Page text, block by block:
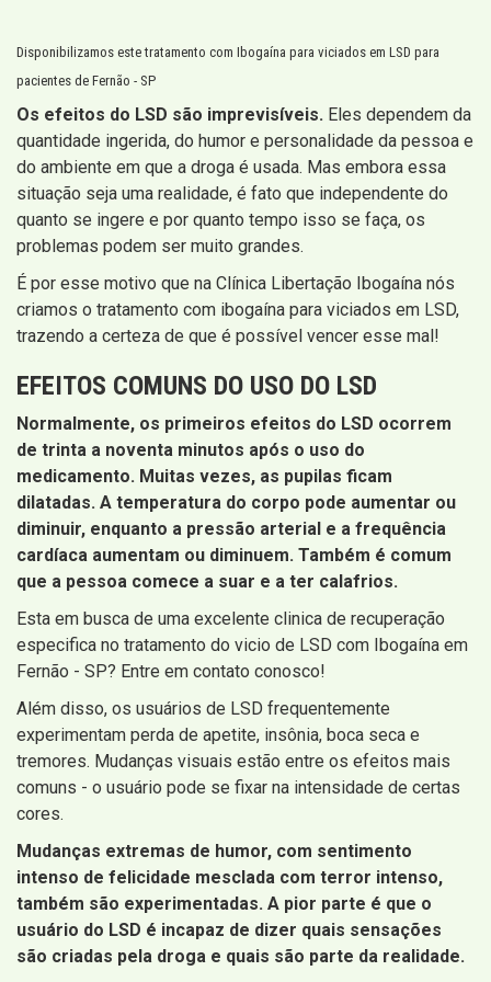
Disponibilizamos este tratamento com Ibogaína para viciados em LSD para
pacientes de Fernão - SP
Os efeitos do LSD são imprevisíveis. Eles dependem da
quantidade ingerida, do humor e personalidade da pessoa e
do ambiente em que a droga é usada. Mas embora essa
situação seja uma realidade, é fato que independente do
quanto se ingere e por quanto tempo isso se faça, os
problemas podem ser muito grandes.
É por esse motivo que na Clínica Libertação Ibogaína nós
criamos o tratamento com ibogaína para viciados em LSD,
trazendo a certeza de que é possível vencer esse mal!
EFEITOS COMUNS DO USO DO LSD
Normalmente, os primeiros efeitos do LSD ocorrem
de trinta a noventa minutos após o uso do
medicamento. Muitas vezes, as pupilas ficam
dilatadas. A temperatura do corpo pode aumentar ou
diminuir, enquanto a pressão arterial e a frequência
cardíaca aumentam ou diminuem. Também é comum
que a pessoa comece a suar e a ter calafrios.
Esta em busca de uma excelente clinica de recuperação
especifica no tratamento do vicio de LSD com Ibogaína em
Fernão - SP? Entre em contato conosco!
Além disso, os usuários de LSD frequentemente
experimentam perda de apetite, insônia, boca seca e
tremores. Mudanças visuais estão entre os efeitos mais
comuns - o usuário pode se fixar na intensidade de certas
cores.
Mudanças extremas de humor, com sentimento
intenso de felicidade mesclada com terror intenso,
também são experimentadas. A pior parte é que o
usuário do LSD é incapaz de dizer quais sensações
são criadas pela droga e quais são parte da realidade.